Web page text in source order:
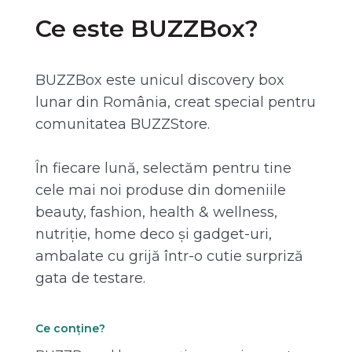
Ce este BUZZBox?
BUZZBox este unicul discovery box
lunar din România, creat special pentru
comunitatea BUZZStore.
În fiecare lună, selectăm pentru tine
cele mai noi produse din domeniile
beauty, fashion, health & wellness,
nutriție, home deco și gadget-uri,
ambalate cu grijă într-o cutie surpriză
gata de testare.
Ce conține?